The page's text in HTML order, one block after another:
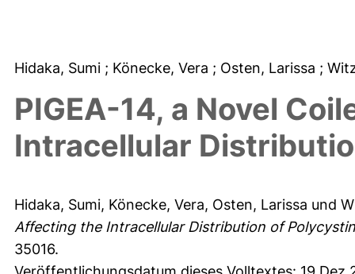
Hidaka, Sumi ; Könecke, Vera ; Osten, Larissa ;
PIGEA-14, a Novel
Intracellular
Hidaka, Sumi, Könecke, Vera, Osten, Larissa und
Affecting the Intracellular Distribution of
35016.